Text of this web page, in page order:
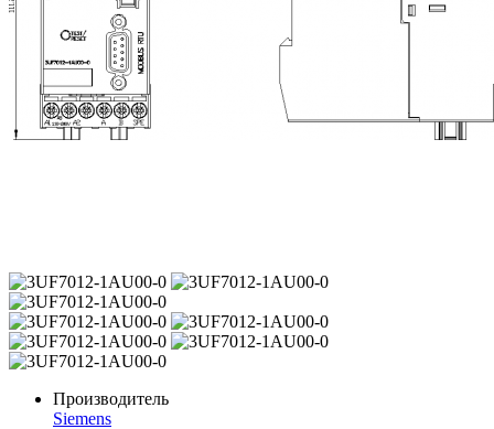
Производитель
Siemens